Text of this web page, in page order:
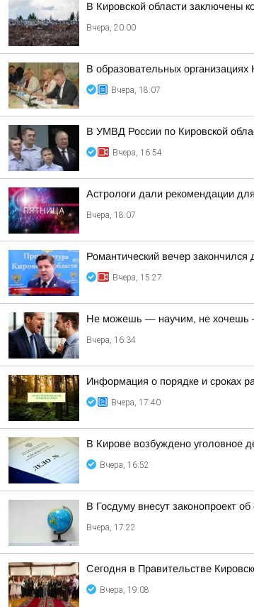
В Кировской области заключены
Вчера, 20:00
В образовательных
Вчера, 18:07
В УМВД России по Кировской
Вчера, 16:54
Астрологи дали рекомендации
Вчера, 18:07
Романтический вечер
Вчера, 15:27
Не можешь — научим, не хочешь
Вчера, 16:34
Информация о порядке и сроках
Вчера, 17:40
В Кирове возбуждено уголовное
Вчера, 16:52
В Госдуму внесут законопроект
Вчера, 17:22
Сегодня в Правительстве
Вчера, 19:08